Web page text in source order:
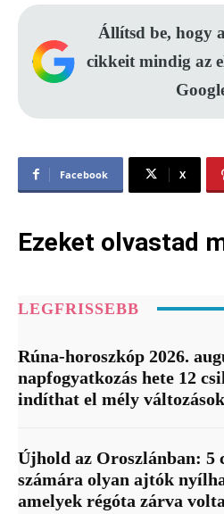
Állítsd be, hogy
cikkeit mindig az
Facebook X
Ezeket olvastad
LEGFRISSEBB
Rúna-horoszkóp 2026.
napfogyatkozás hete 12
indíthat el mély
Újhold az Oroszlánban: 5
számára olyan ajtók
amelyek régóta zárva